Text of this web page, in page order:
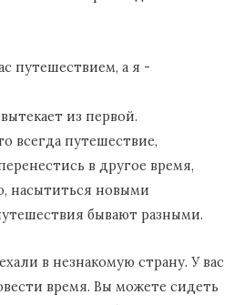
путешествием, а я -
из первой.
всегда путешествие,
в другое время,
насытиться новыми
бывают разными.
в незнакомую страну. У вас
время. Вы можете сидеть